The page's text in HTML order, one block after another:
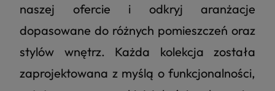
naszej ofercie i odkryj aranżacje
dopasowane do różnych pomieszczeń oraz
stylów wnętrz. Każda kolekcja została
zaprojektowana z myślą o funkcjonalności,